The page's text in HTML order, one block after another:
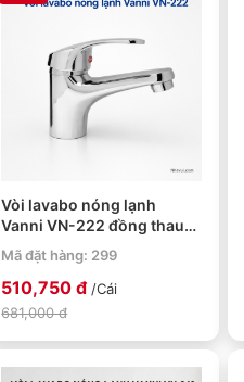
Vòi lavabo nóng lạnh
Vanni VN-222 đồng thau
mạ crome
Mã đặt hàng: 299
510,750 đ/Cái
681,000 đ